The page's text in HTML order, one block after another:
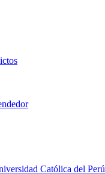
Católica del Perú